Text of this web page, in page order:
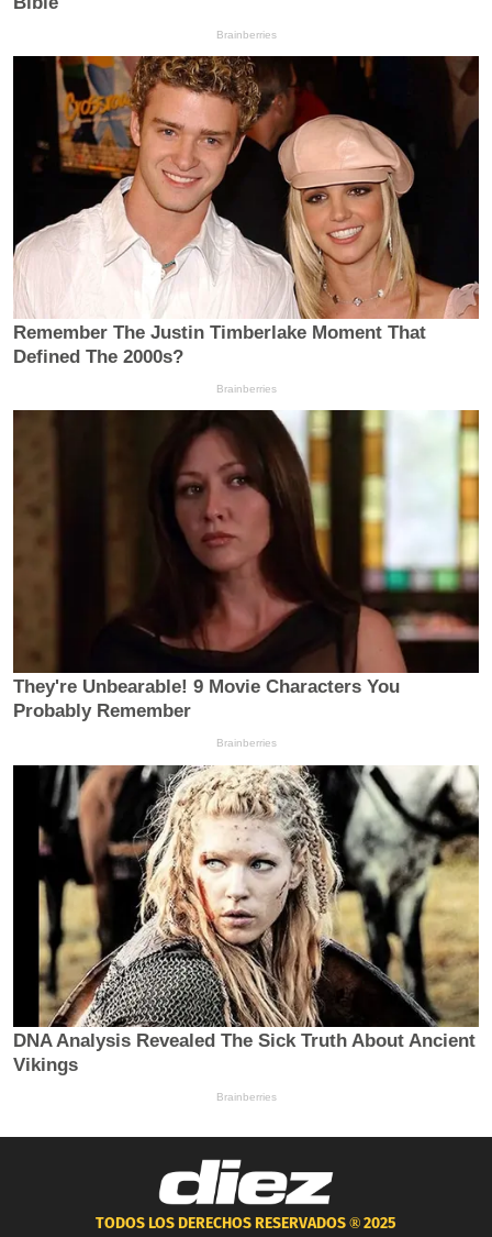
TODOS LOS DERECHOS RESERVADOS ®2025